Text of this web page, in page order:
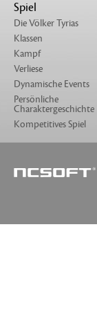
Spiel
Die Völker Tyrias
Klassen
Kampf
Verliese
Dynamische Events
Persönliche
Charaktergeschichte
Kompetitives Spiel